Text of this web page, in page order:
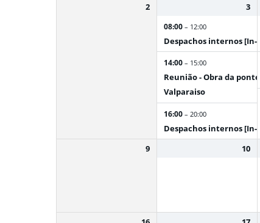
2 3
08:00 – 12:00
Despachos internos [In-
14:00 – 15:00
Reunião - Obra da
Valparaiso
16:00 – 20:00
Despachos internos [In-
9 10